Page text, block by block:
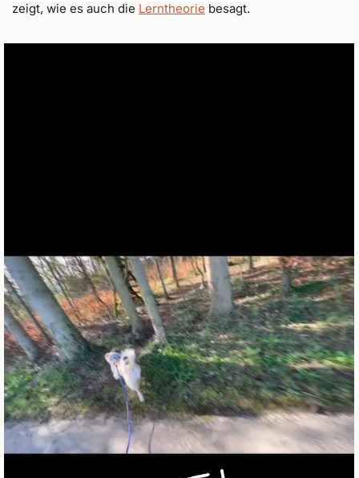
zeigt, wie es auch die Lerntheorie besagt.